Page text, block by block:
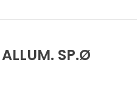
SP.Ø